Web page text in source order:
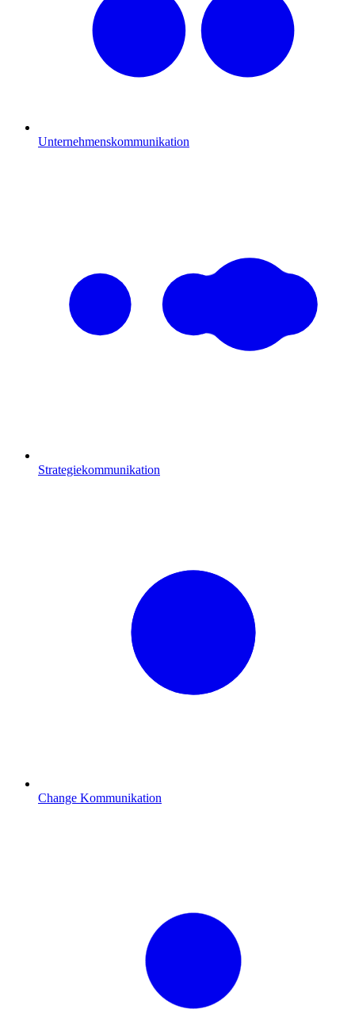
Unternehmenskommunikation
Strategiekommunikation
Change Kommunikation